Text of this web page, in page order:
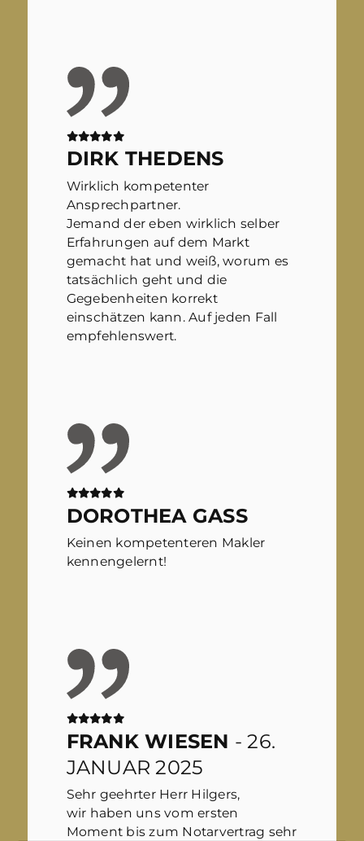
DIRK THEDENS
Wirklich kompetenter
Ansprechpartner.
Jemand der eben wirklich selber
Erfahrungen auf dem Markt
gemacht hat und weiß, worum es
tatsächlich geht und die
Gegebenheiten korrekt
einschätzen kann. Auf jeden Fall
empfehlenswert.
DOROTHEA GASS
Keinen kompetenteren Makler
kennengelernt!
FRANK WIESEN - 26.
JANUAR 2025
Sehr geehrter Herr Hilgers,
wir haben uns vom ersten
Moment bis zum Notarvertrag sehr